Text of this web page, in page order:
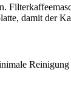
damit der